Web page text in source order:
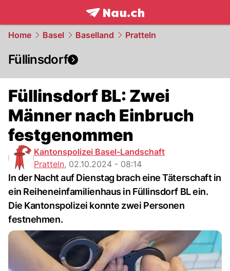
frontpage.NAU.ch
Home Basel Baselland Pratteln
Füllinsdorf
Füllinsdorf BL: Zwei
Männer nach Einbruch
festgenommen
Kantonspolizei Basel-Landschaft
Pratteln, 02.10.2024 - 08:14
In der Nacht auf Dienstag brach eine Täterschaft in
ein Reiheneinfamilienhaus in Füllinsdorf BL ein.
Die Kantonspolizei konnte zwei Personen
festnehmen.